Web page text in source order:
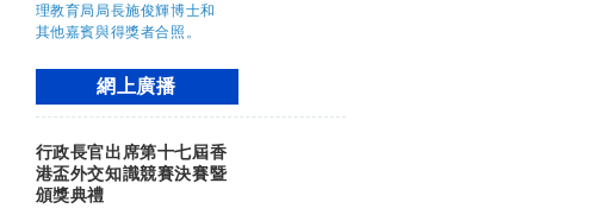
網上廣播
行政長官出席第十七屆香
港盃外交知識競賽決賽暨
頒獎典禮